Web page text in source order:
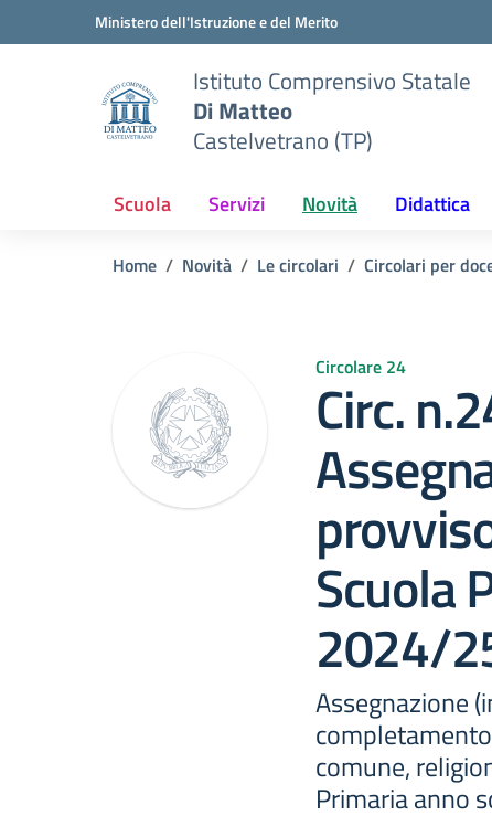
Vai ai contenuti
Vai al menu di navigazioneMinistero dell'Istruzione e del Merito
Istituto Comprensivo Statale
Di Matteo
Castelvetrano (TP)
Scuola Servizi Novità Didattica
Home Novità Le circolari Circolari per
Circolare 24
Circ.
Scuola
2024/
Assegnazione
comune,
Primaria anno